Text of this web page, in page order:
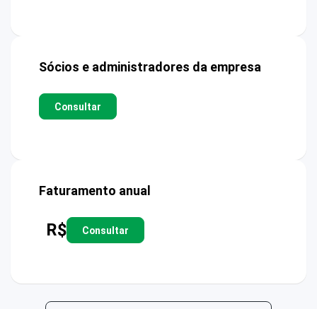
Sócios e administradores da empresa
Consultar
Faturamento anual
R$ Consultar